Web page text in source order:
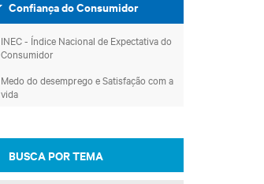
Confiança do Consumidor
INEC - Índice Nacional de Expectativa do
Consumidor
Medo do desemprego e Satisfação com a
vida
BUSCA POR TEMA